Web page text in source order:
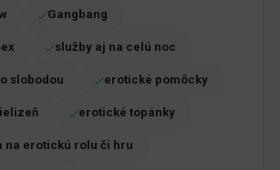
Gangbang
služby aj na celú noc
slobodou erotické pomôcky
erotické topánky
na erotickú rolu či hru